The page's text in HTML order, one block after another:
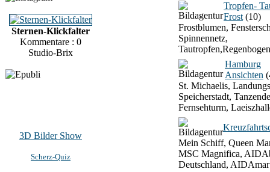
Sternen-Klickfalter
Kommentare : 0
Studio-Brix
3D Bilder Show
Scherz-Quiz
Tropfen-
Frost (10)
Frostblumen,
Spinnennetz,
Hamburg
Ansichten
St. Michaelis,
Speicherstadt,
Fernsehturm,
Mein Schiff, Queen
MSC Magnifica,
Deutschland, AIDAmar